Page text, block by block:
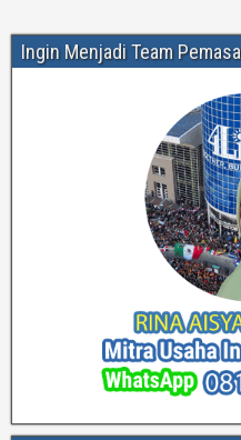
Ingin Menjadi Team